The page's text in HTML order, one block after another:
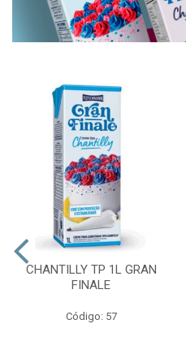
CHANTILLY TP 1L GRAN
FINALE
Código: 57